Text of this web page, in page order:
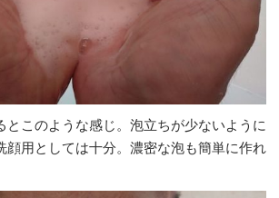
とこのような感じ。泡立ちが少ないように
顔用としては十分。濃密な泡も簡単に作れ